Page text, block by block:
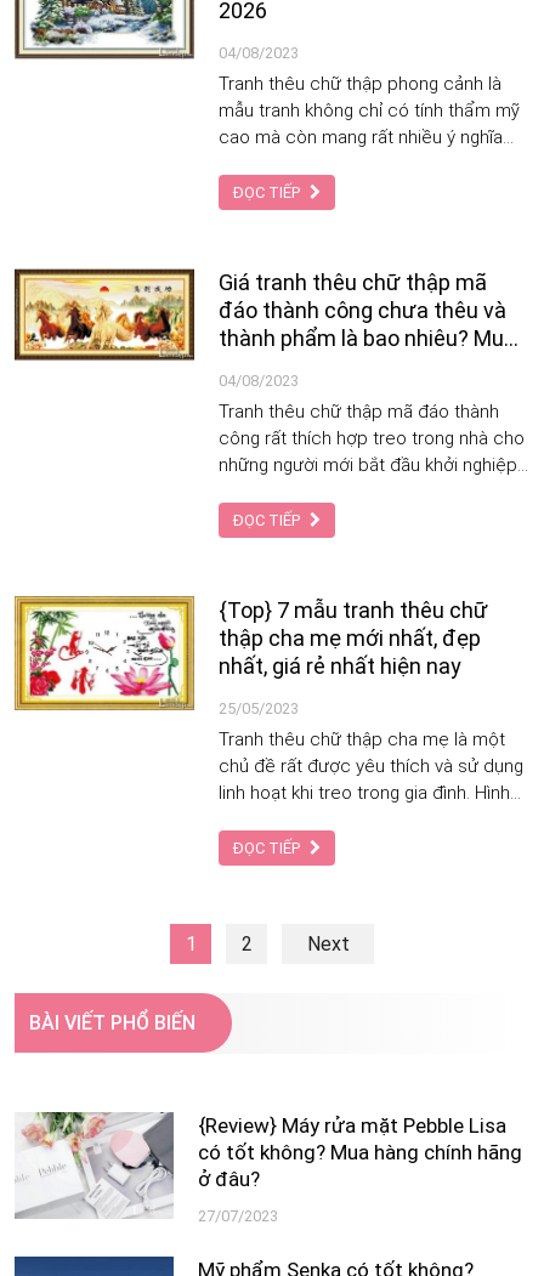
2026
04/08/2023
Tranh thêu chữ thập phong cảnh là
mẫu tranh không chỉ có tính thẩm mỹ
cao mà còn mang rất nhiều ý nghĩa
ĐỌC TIẾP
Giá tranh thêu chữ thập mã
đáo thành công chưa thêu và
thành phẩm là bao nhiêu? Mua
04/08/2023
Tranh thêu chữ thập mã đáo thành
công rất thích hợp treo trong nhà cho
những người mới bắt đầu khởi nghiệp,
đoạn cần tăng tốc đi lên.
ĐỌC TIẾP
{Top} 7 mẫu tranh thêu chữ
thập cha mẹ mới nhất, đẹp
nhất, giá rẻ nhất hiện nay
25/05/2023
Tranh thêu chữ thập cha mẹ là một
chủ đề rất được yêu thích và sử dụng
linh hoạt khi treo trong gia đình. Hình
sẽ có một tầng ý nghĩa khác nhau,
nhưng tựu chung vẫn là đề cao công
ĐỌC TIẾP
1 2 Next
BÀI VIẾT PHỔ BIẾN
{Review} Máy rửa mặt Pebble Lisa
có tốt không? Mua hàng chính hãng
ở đâu?
27/07/2023
Mỹ phẩm Senka có tốt không?